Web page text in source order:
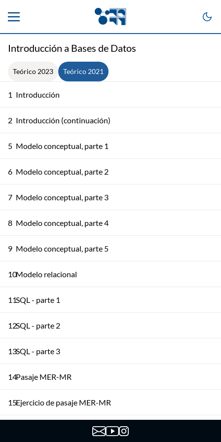
Introducción a Bases de Datos
Teórico 2023 Teórico 2021
1 Introducción
2 Introducción (continuación)
5 Modelo conceptual, parte 1
6 Modelo conceptual, parte 2
7 Modelo conceptual, parte 3
8 Modelo conceptual, parte 4
9 Modelo conceptual, parte 5
10Modelo relacional
11SQL - parte 1
12SQL - parte 2
13SQL - parte 3
14Pasaje MER-MR
15Ejercicio de pasaje MER-MR